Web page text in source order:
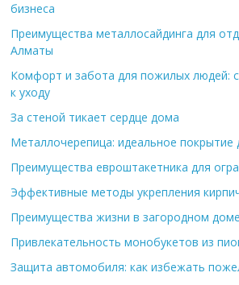
бизнеса
Преимущества металлосайдинга для
Алматы
Комфорт и забота для пожилых людей:
к уходу
За стеной тикает сердце дома
Металлочерепица: идеальное покрытие
Преимущества евроштакетника для
Эффективные методы укрепления
Преимущества жизни в загородном доме
Привлекательность монобукетов из
Защита автомобиля: как избежать